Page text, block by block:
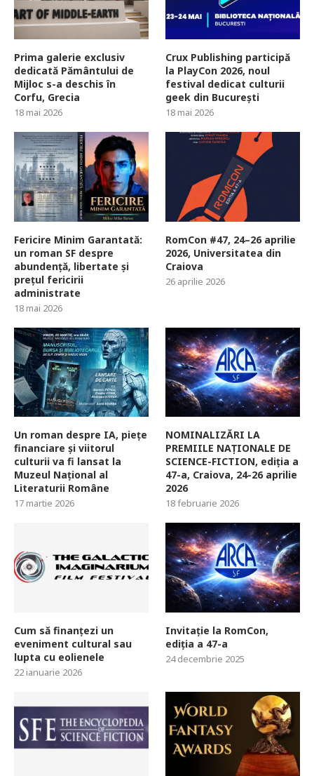
Prima galerie exclusiv
dedicată Pământului de
Mijloc s-a deschis în
Corfu, Grecia
18 mai 2026
Crux Publishing participă
la PlayCon 2026, noul
festival dedicat culturii
geek din București
18 mai 2026
Fericire Minim Garantată:
un roman SF despre
abundență, libertate și
prețul fericirii
administrate
18 mai 2026
RomCon #47, 24–26 aprilie
2026, Universitatea din
Craiova
26 aprilie 2026
Un roman despre IA, piețe
financiare și viitorul
culturii va fi lansat la
Muzeul Național al
Literaturii Române
17 martie 2026
NOMINALIZĂRI LA
PREMIILE NAȚIONALE DE
SCIENCE-FICTION, ediția a
47-a, Craiova, 24-26 aprilie
2026
18 februarie 2026
Cum să finanțezi un
eveniment cultural sau
lupta cu eolienele
22 ianuarie 2026
Invitație la RomCon,
ediția a 47-a
24 decembrie 2025